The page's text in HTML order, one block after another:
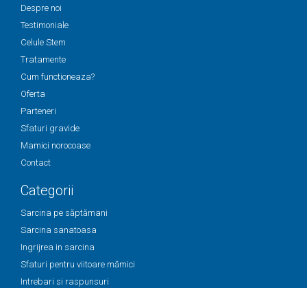
Despre noi
Testimoniale
Celule Stem
Tratamente
Cum functioneaza?
Oferta
Parteneri
Sfaturi gravide
Mamici norocoase
Contact
Categorii
Sarcina pe săptămani
Sarcina sanatoasa
Ingrijrea in sarcina
Sfaturi pentru viitoare mămici
Intrebari si raspunsuri